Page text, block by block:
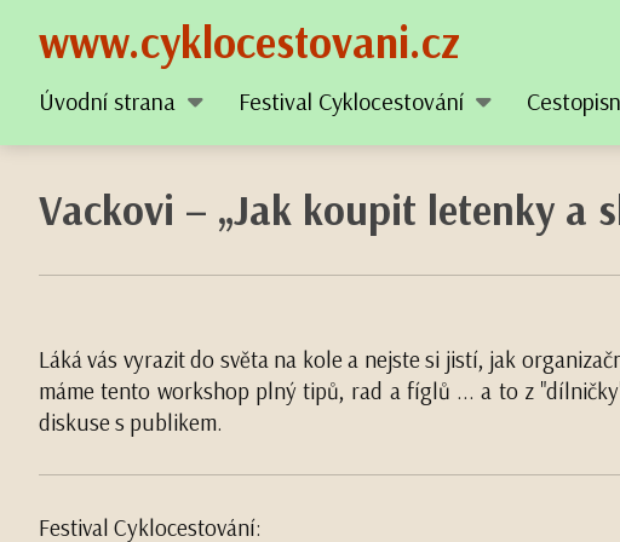
www.cyklocestovani.cz
Úvodní strana Festival Cyklocestování
Vackovi – „Jak koupit letenky a
Láká vás vyrazit do světa na kole a nejste si jistí, jak
máme tento workshop plný tipů, rad a fíglů ... a to z
diskuse s publikem.
Festival Cyklocestování: